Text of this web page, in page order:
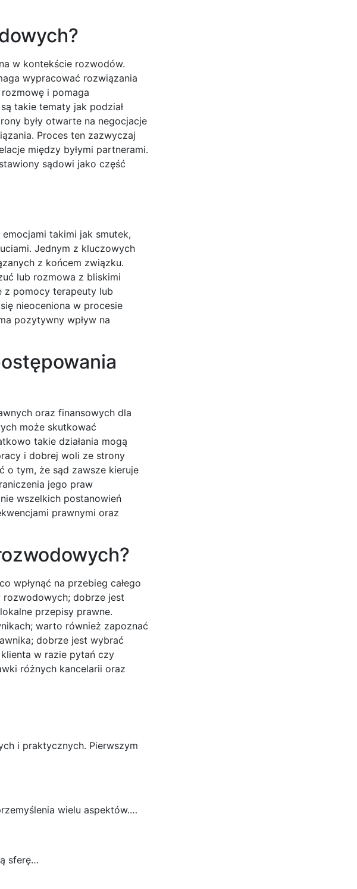
w kontekście rozwodów.
wypracować rozwiązania
i pomaga
takie tematy jak podział
były otwarte na negocjacje
Proces ten zazwyczaj
między byłymi partnerami.
sądowi jako część
takimi jak smutek,
Jednym z kluczowych
z końcem związku.
lub rozmowa z bliskimi
z pomocy terapeuty lub
nieoceniona w procesie
pozytywny wpływ na
oraz finansowych dla
może skutkować
takie działania mogą
i dobrej woli ze strony
tym, że sąd zawsze kieruje
jego praw
wszelkich postanowień
prawnymi oraz
wpłynąć na przebieg całego
rozwodowych; dobrze jest
przepisy prawne.
warto również zapoznać
dobrze jest wybrać
w razie pytań czy
różnych kancelarii oraz
i praktycznych. Pierwszym
wielu aspektów.…
sferę…